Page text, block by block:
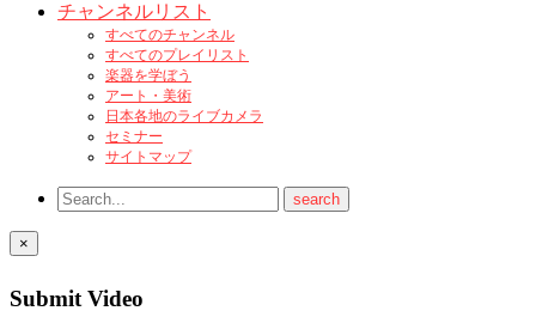
チャンネルリスト
すべてのチャンネル
すべてのプレイリスト
楽器を学ぼう
アート・美術
日本各地のライブカメラ
セミナー
サイトマップ
×
Submit Video